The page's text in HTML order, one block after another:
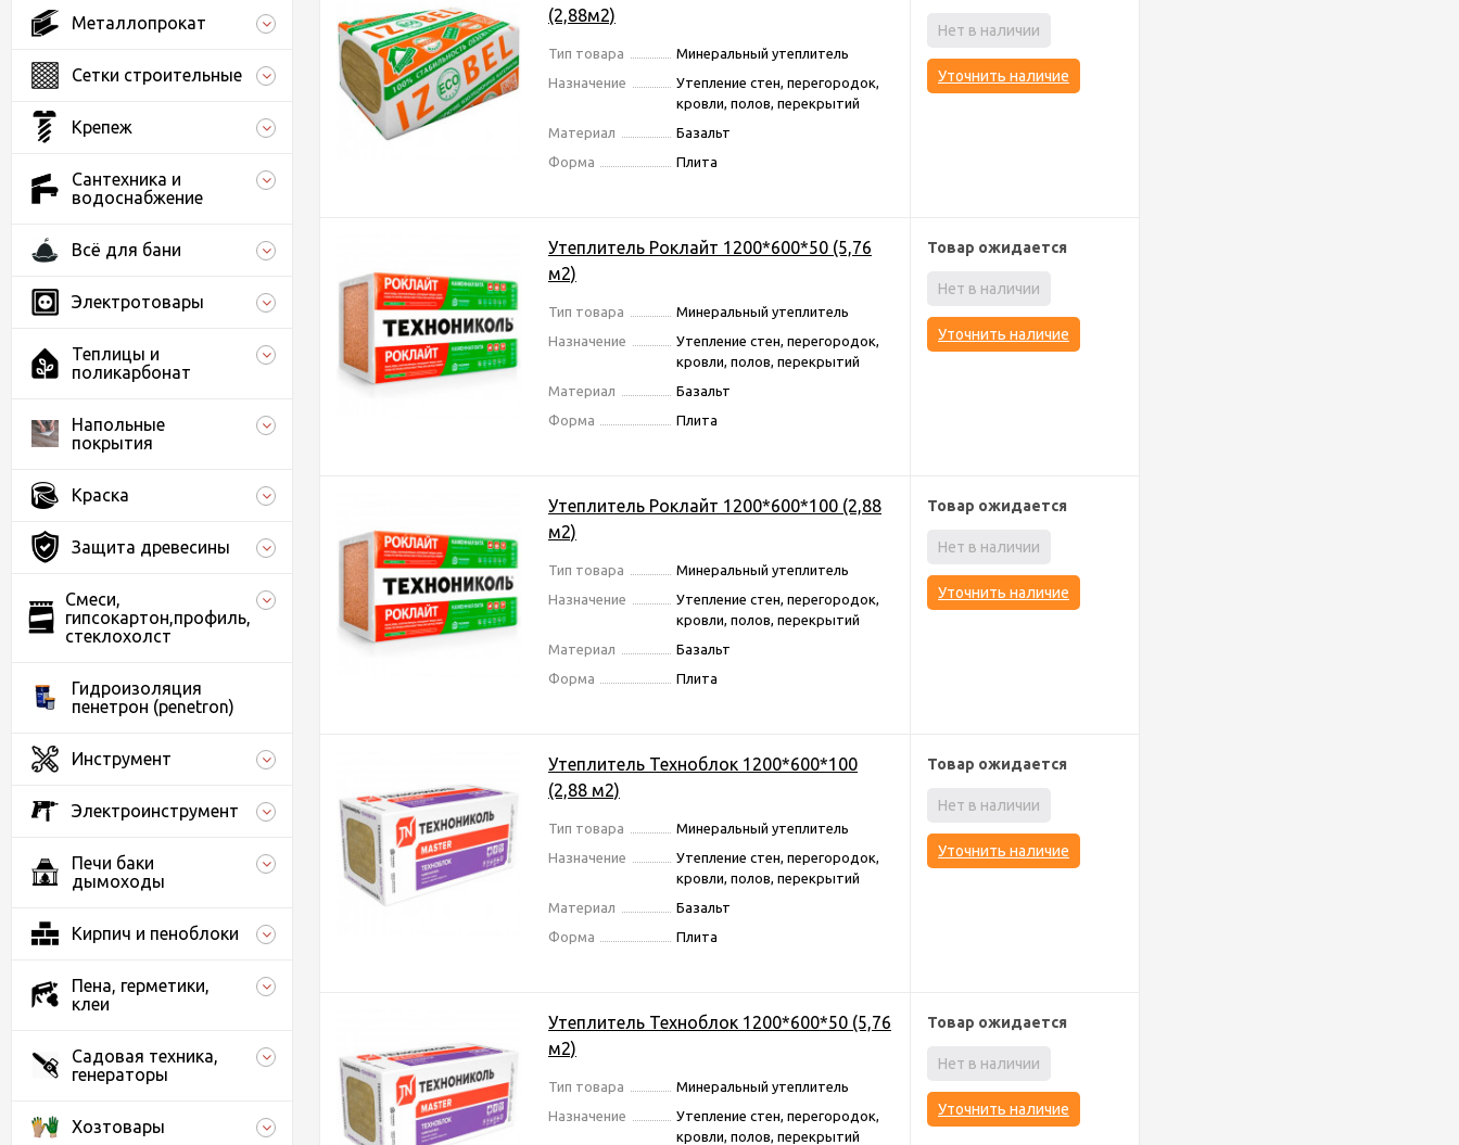
Металлопрокат
Сетки строительные
Крепеж
Сантехника и
водоснабжение
Всё для бани
Электротовары
Теплицы и
поликарбонат
Напольные
покрытия
Краска
Защита древесины
Смеси,
гипсокартон,профиль,
стеклохолст
Гидроизоляция
пенетрон (penetron)
Инструмент
Электроинструмент
Печи баки
дымоходы
Кирпич и пеноблоки
Пена, герметики,
клеи
Садовая техника,
генераторы
Хозтовары
(2,88м2)
Тип товара
Минеральный утеплитель
Назначение
Утепление стен, перегородок,
кровли, полов, перекрытий
Материал
Базальт
Форма
Плита
Нет в наличии
Уточнить наличие
Утеплитель Роклайт 1200*600*50 (5,76
м2)
Тип товара
Минеральный утеплитель
Назначение
Утепление стен, перегородок,
кровли, полов, перекрытий
Материал
Базальт
Форма
Плита
Товар ожидается
Нет в наличии
Уточнить наличие
Утеплитель Роклайт 1200*600*100 (2,88
м2)
Тип товара
Минеральный утеплитель
Назначение
Утепление стен, перегородок,
кровли, полов, перекрытий
Материал
Базальт
Форма
Плита
Товар ожидается
Нет в наличии
Уточнить наличие
Утеплитель Техноблок 1200*600*100
(2,88 м2)
Тип товара
Минеральный утеплитель
Назначение
Утепление стен, перегородок,
кровли, полов, перекрытий
Материал
Базальт
Форма
Плита
Товар ожидается
Нет в наличии
Уточнить наличие
Утеплитель Техноблок 1200*600*50 (5,76
м2)
Тип товара
Минеральный утеплитель
Назначение
Утепление стен, перегородок,
кровли, полов, перекрытий
Товар ожидается
Нет в наличии
Уточнить наличие